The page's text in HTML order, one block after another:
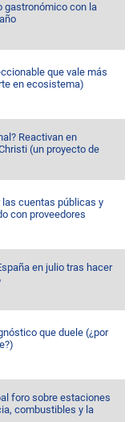
gastronómico con la
que vale más
en ecosistema)
Reactivan en
(un proyecto de
las cuentas públicas y
con proveedores
en julio tras hacer
que duele (¿por
foro sobre estaciones
combustibles y la